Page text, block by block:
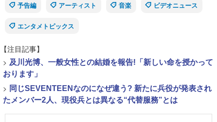
予告編
アーティスト 音楽 ビデオニュース
エンタメトピックス
【注目記事】
> 及川光博、一般女性との結婚を報告!「新しい命を授かって
おります」
> 同じSEVENTEENなのになぜ違う? 新たに兵役が発表され
たメンバー2人、現役兵とは異なる“代替服務”とは